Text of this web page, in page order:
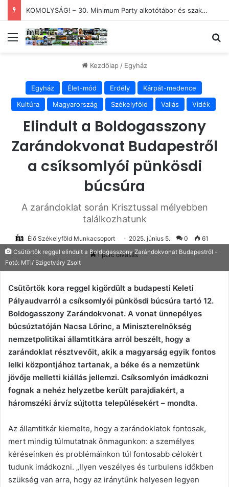
KOMOLYSÁG! – 30. Minimum Party alkotótábor és szakmai fórum
Menü
Kezdőlap/ Egyház
Egyház Élet-mód Erdély
Kárpát-medence
Kultúra
Magyarország Székelyföld Vallás Vidék
Elindult a Boldogasszony
Zarándokvonat Budapestről
a csíksomlyói pünkösdi
búcsúra
A zarándoklat során Krisztussal mélyebben
találkozhatunk
Élő Székelyföld Munkacsoport 2025. június 5. 0 61
1 perc olvasás
Csütörtök reggel elindult a Boldogasszony Zarándokvonat Budapestről -
Fotó: MTI/ Szigetváry Zsolt
Csütörtök kora reggel kigördült a budapesti Keleti
Pályaudvarról a csíksomlyói pünkösdi búcsúra tartó 12.
Boldogasszony Zarándokvonat. A vonat ünnepélyes
búcsúztatóján Nacsa Lőrinc, a Miniszterelnökség
nemzetpolitikai államtitkára arról beszélt, hogy a
zarándoklat résztvevőit, akik a magyarság egyik fontos
lelki központjához tartanak, a béke és a nemzetünk
jövője melletti kiállás jellemzi. Csíksomlyón imádkozni
fognak a nehéz helyzetbe került parajdiakért, a
háromszéki árvíz sújtotta településekért – mondta.
Az államtitkár kiemelte, hogy a zarándoklatok fontosak,
mert mindig túlmutatnak önmagunkon: a személyes
kéréseinken és problémáinkon túl fontosabb célokért
tudunk imádkozni. „Ilyen veszélyes és turbulens időkben
szükség van arra, hogy az iránytűnk helyesen legyen